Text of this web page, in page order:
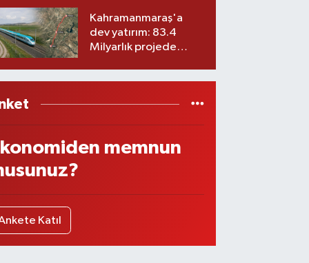
yeni partisi
Kahramanmaraş'a
dev yatırım: 83.4
Milyarlık projede
memnun
Katıl